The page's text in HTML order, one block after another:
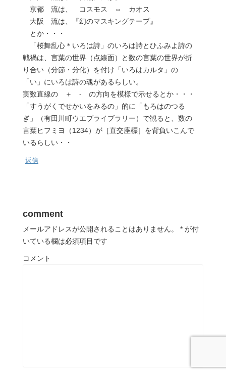
京都 流は、 コスモス ⇔ カオス
大阪 流は、『幻のマスキングテープ』
とか・・・
「桜舞乱心＊いろは詩」のいろは詩とひふみよ詩の
戦禍は、言葉の世界（点線面）と数の言葉の世界が折
り合い（分節・分化）を付け「いろはカルタ」の
「い」にいろは詩の魂があるらしい。
実数直線の ＋ - の方向を模様で示せるとか・・・
「すうがくでせかいをみるの」的に「もろはのつる
ぎ」（有田川町ウエブライブラリー）で観ると、数の
言葉ヒフミヨ（1234）が［直交座標］を背負いこんで
いるらしい・・
返信
comment
メールアドレスが公開されることはありません。 * が付
いている欄は必須項目です
コメント